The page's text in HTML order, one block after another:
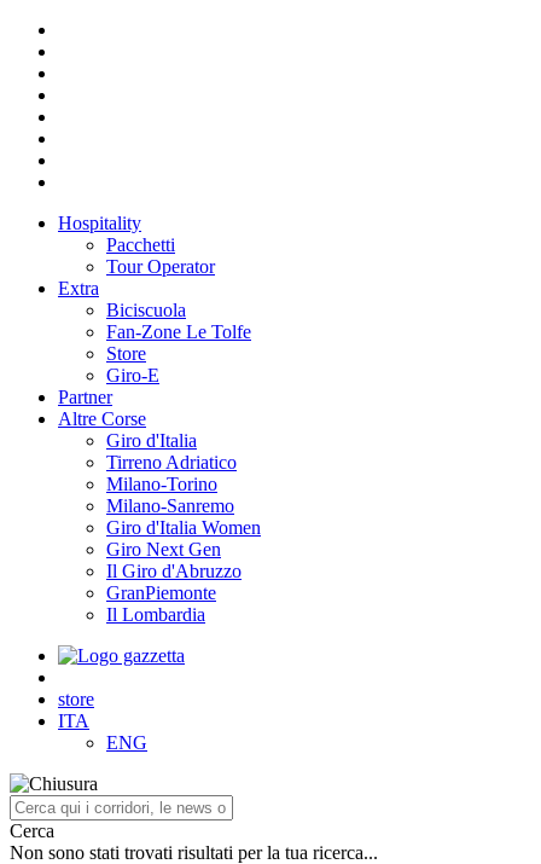
Hospitality
Pacchetti
Tour Operator
Extra
Biciscuola
Fan-Zone Le Tolfe
Store
Giro-E
Partner
Altre Corse
Giro d'Italia
Tirreno Adriatico
Milano-Torino
Milano-Sanremo
Giro d'Italia Women
Giro Next Gen
Il Giro d'Abruzzo
GranPiemonte
Il Lombardia
store
ITA
ENG
Cerca
Non sono stati trovati risultati per la tua ricerca...